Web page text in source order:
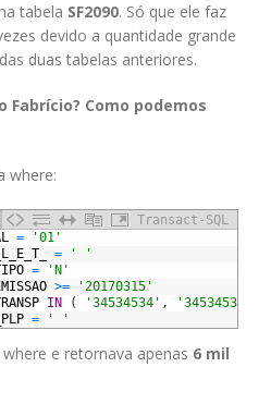
tabela SF2090. Só que ele faz
devido a quantidade grande
duas tabelas anteriores.
Fabrício? Como podemos
where:
Transact-SQL
=
'01'
=
' '
=
'N'
>=
'20170315'
IN ( '34534534' , '34534534'
= ' '
e retornava apenas 6 mil